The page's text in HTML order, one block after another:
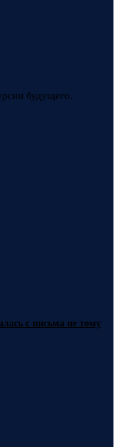
будущего.
с письма не тому